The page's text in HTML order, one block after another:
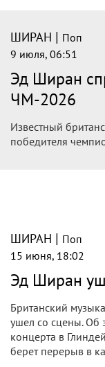
ШИРАН | Поп
9 июля, 06:51
Эд Ширан
ЧМ-2026
Известный
победителя
ШИРАН | Поп
15 июня, 18:02
Эд Ширан
Британский
ушел со сцены. Об
концерта в
берет перерыв в